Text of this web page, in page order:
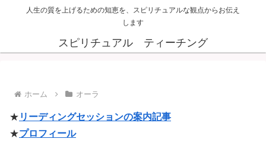
人生の質を上げるための知恵を、スピリチュアルな観点からお伝え
します
スピリチュアル ティーチング
ホーム オーラ
★ リーディングセッションの案内記事
★プロフィール